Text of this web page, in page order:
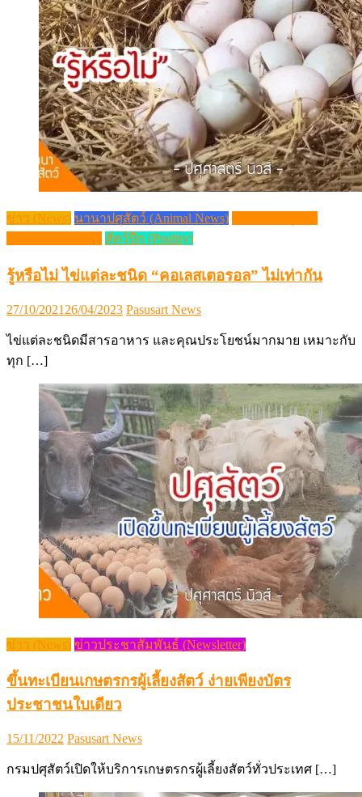
ข่าว (News) นานาปศุสัตว์ (Animal News)
สัตว์ปีก (Poultry)
รู้หรือไม่ ไข่แต่ละชนิด “คอเลสเตอรอล” ไม่เท่ากัน
Posted
27/10/2021 26/04/2023 Author
Pasusart News
ไข่แต่ละชนิดมีสารอาหาร และคุณประโยชน์มากมาย เหมาะกับ
ทุก […]
ข่าว (News) ข่าวประชาสัมพันธ์ (Newsletter)
ขึ้นทะเบียนเกษตรกรผู้เลี้ยงสัตว์ ง่ายเพียงบัตร
ประชาชนใบเดียว
Posted
15/11/2022 Author
Pasusart News
กรมปศุสัตว์เปิดให้บริการเกษตรกรผู้เลี้ยงสัตว์ทั่วประเทศ […]